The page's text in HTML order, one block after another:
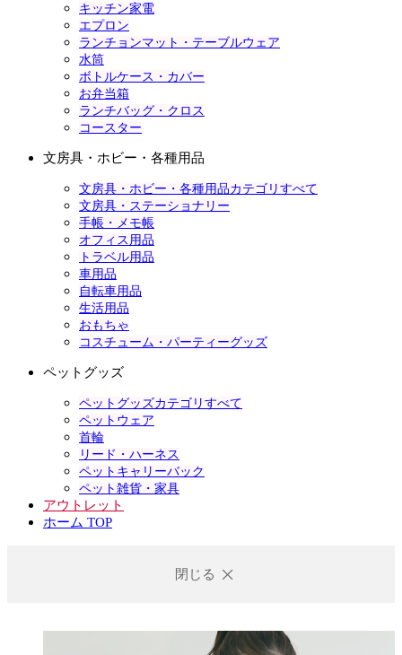
キッチン家電
エプロン
ランチョンマット・テーブルウェア
水筒
ボトルケース・カバー
お弁当箱
ランチバッグ・クロス
コースター
文房具・ホビー・各種用品
文房具・ホビー・各種用品カテゴリすべて
文房具・ステーショナリー
手帳・メモ帳
オフィス用品
トラベル用品
車用品
自転車用品
生活用品
おもちゃ
コスチューム・パーティーグッズ
ペットグッズ
ペットグッズカテゴリすべて
ペットウェア
首輪
リード・ハーネス
ペットキャリーバック
ペット雑貨・家具
アウトレット
ホーム TOP
閉じる